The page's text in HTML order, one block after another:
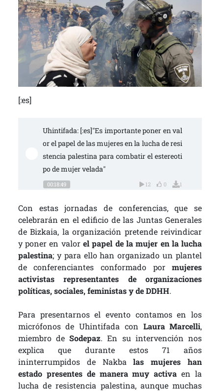
[:es]
Uhintifada: [:es]"Es importante poner en val
or el papel de las mujeres en la lucha de resi
stencia palestina para combatir el estereoti
po de mujer velada"
00:18:49 12 0 1
Con estas jornadas de conferencias, que se
celebrarán en el edificio de las Juntas Generales
de Bizkaia, la organización pretende reivindicar
y poner en valorel papel de la mujer en la lucha
palestina; y para ello han organizado un plantel
de conferenciantes conformado pormujeres
activistas representantes de organizaciones
políticas, sociales, feministas y de DDHH.
Para presentarnos el evento contamos en los
micrófonos de Uhintifada con Laura Marcelli,
miembro deSodepaz. En su intervención nos
explica que durante estos 71 años
ininterrumpidos de Nakbalas mujeres han
estado presentes de manera muy activa en la
lucha de resistencia palestina, aunque muchas